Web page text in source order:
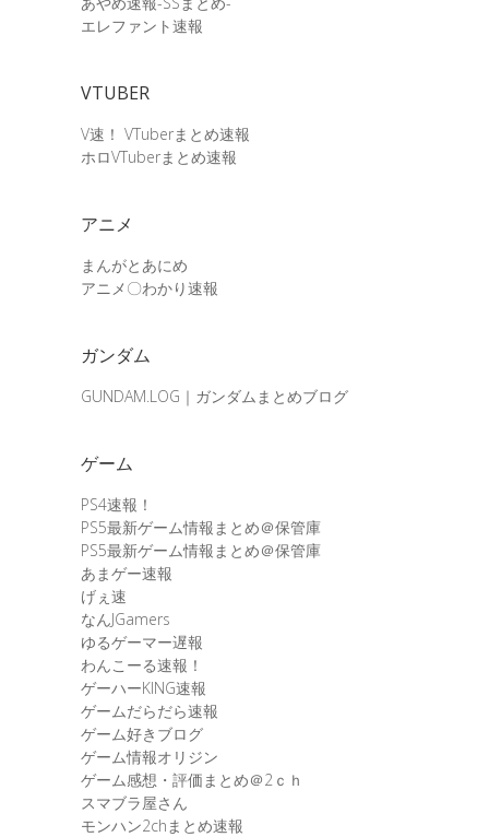
エレファント速報
VTUBER
V速！ VTuberまとめ速報
ホロVTuberまとめ速報
アニメ
まんがとあにめ
アニメ〇わかり速報
ガンダム
GUNDAM.LOG｜ガンダムまとめブログ
ゲーム
PS4速報！
PS5最新ゲーム情報まとめ＠保管庫
PS5最新ゲーム情報まとめ＠保管庫
あまゲー速報
げぇ速
なんJGamers
ゆるゲーマー遅報
わんこーる速報！
ゲーハーKING速報
ゲームだらだら速報
ゲーム好きブログ
ゲーム情報オリジン
ゲーム感想・評価まとめ＠2ｃｈ
スマブラ屋さん
モンハン2chまとめ速報